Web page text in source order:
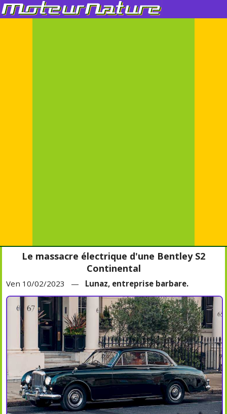
Le massacre électrique d'une Bentley S2
Continental
Ven 10/02/2023 — Lunaz, entreprise barbare.